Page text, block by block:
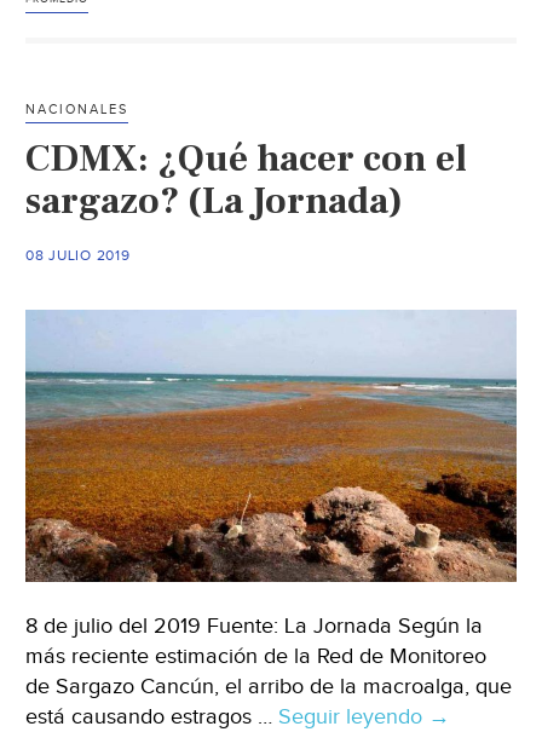
en
(Aguas
NACIONALES
CDMX: ¿Qué hacer con el
sargazo? (La Jornada)
08 JULIO 2019
8 de julio del 2019 Fuente: La Jornada Según la
más reciente estimación de la Red de Monitoreo
de Sargazo Cancún, el arribo de la macroalga, que
está causando estragos … Seguir leyendo CDMX:
→